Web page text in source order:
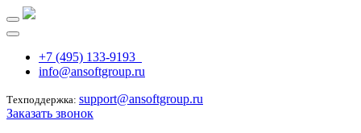
+7 (495) 133-9193
info@ansoftgroup.ru
Техподдержка: support@ansoftgroup.ru
Заказать звонок